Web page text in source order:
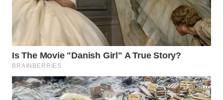
WN
BOGOR
WN